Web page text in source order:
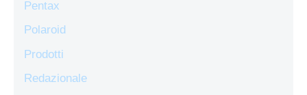
Pentax
Polaroid
Prodotti
Redazionale